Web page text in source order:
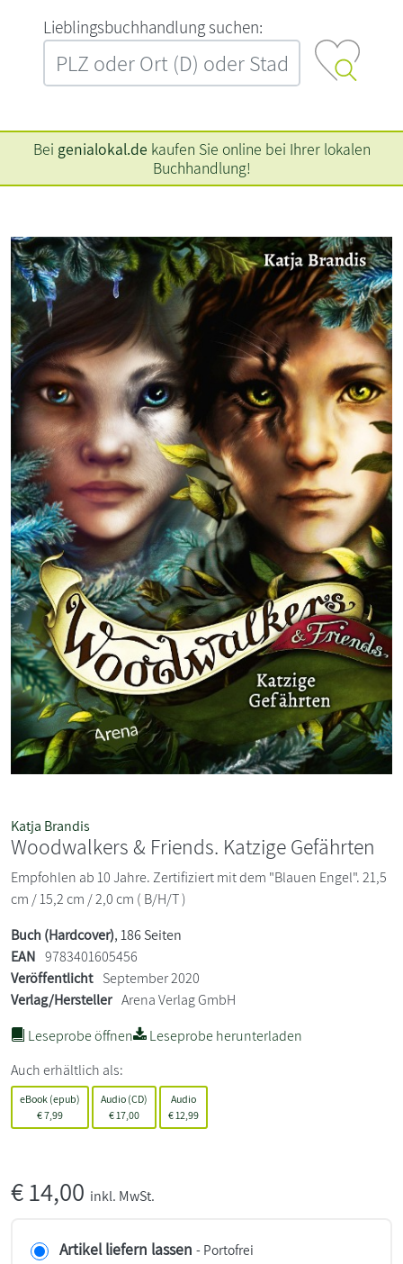
L‍i‍e‍b‍l‍i‍n‍g‍s‍b‍u‍c‍h‍h‍a‍n‍d‍l‍u‍n‍g‍ ‍s‍u‍c‍h‍e‍n‍:‍
Bei genialokal.de kaufen Sie online bei Ihrer lokalen
Buchhandlung!
Katja Brandis
Woodwalkers & Friends. Katzige Gefährten
Empfohlen ab 10 Jahre. Zertifiziert mit dem "Blauen Engel". 21,5
cm / 15,2 cm / 2,0 cm ( B/H/T )
Buch (Hardcover), 186 Seiten
EAN 9783401605456
Veröffentlicht September 2020
Verlag/Hersteller Arena Verlag GmbH
Leseprobe öffnen
Leseprobe herunterladen
Auch erhältlich als:
eBook (epub)
€7,99
Audio (CD)
€ 17,00
Audio
€ 12,99
€14,00 inkl. MwSt.
Artikel liefern lassen - Portofrei